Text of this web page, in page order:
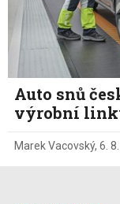
Auto snů
výrobní
Marek Vacovský, 6. 8.